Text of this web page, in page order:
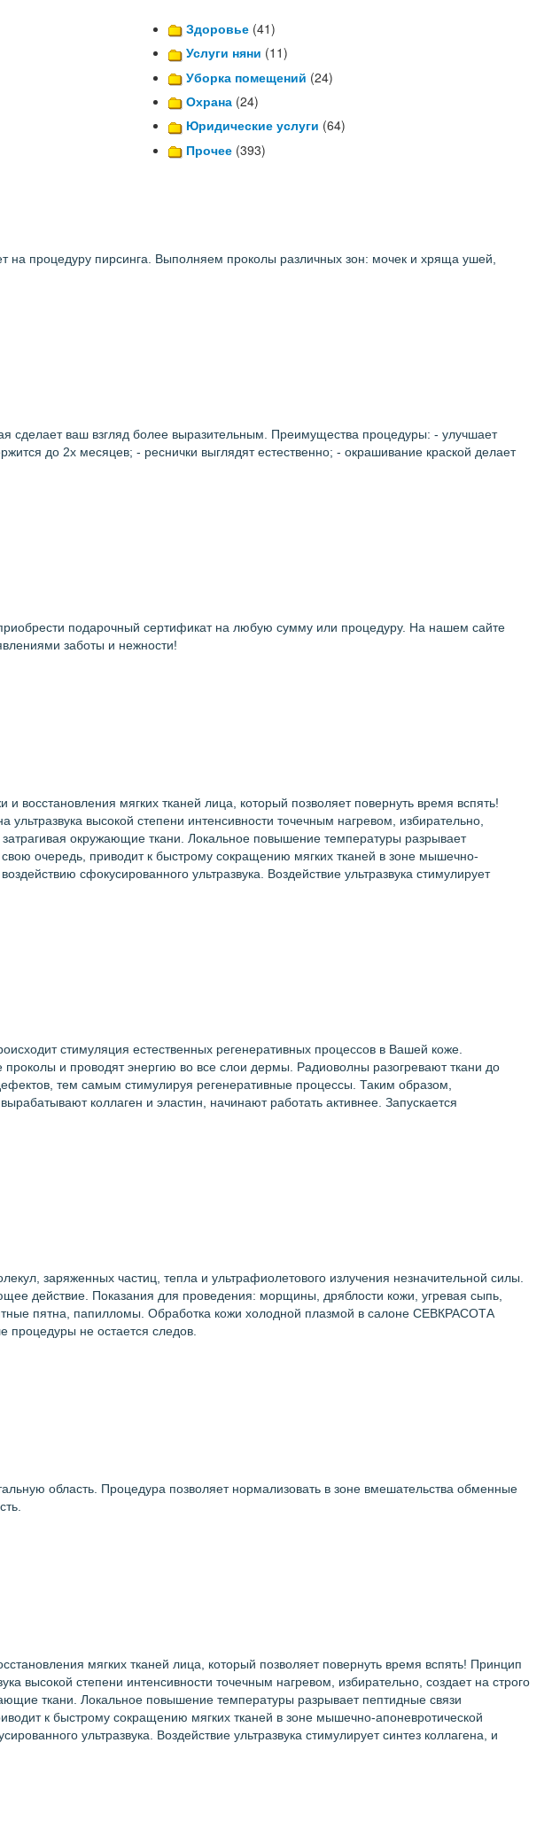
Здоровье (41)
Услуги няни (11)
Уборка помещений (24)
Охрана (24)
Юридические услуги (64)
Прочее (393)
на процедуру пирсинга. Выполняем проколы различных зон: мочек и хряща ушей,
сделает ваш взгляд более выразительным. Преимущества процедуры: - улучшает
до 2х месяцев; - реснички выглядят естественно; - окрашивание краской делает
подарочный сертификат на любую сумму или процедуру. На нашем сайте
заботы и нежности!
мягких тканей лица, который позволяет повернуть время вспять!
высокой степени интенсивности точечным нагревом, избирательно,
окружающие ткани. Локальное повышение температуры разрывает
очередь, приводит к быстрому сокращению мягких тканей в зоне мышечно-
сфокусированного ультразвука. Воздействие ультразвука стимулирует
стимуляция естественных регенеративных процессов в Вашей коже.
и проводят энергию во все слои дермы. Радиоволны разогревают ткани до
тем самым стимулируя регенеративные процессы. Таким образом,
коллаген и эластин, начинают работать активнее. Запускается
заряженных частиц, тепла и ультрафиолетового излучения незначительной силы.
действие. Показания для проведения: морщины, дряблости кожи, угревая сыпь,
пятна, папилломы. Обработка кожи холодной плазмой в салоне СЕВКРАСОТА
не остается следов.
область. Процедура позволяет нормализовать в зоне вмешательства обменные
мягких тканей лица, который позволяет повернуть время вспять! Принцип
высокой степени интенсивности точечным нагревом, избирательно, создает на строго
ткани. Локальное повышение температуры разрывает пептидные связи
к быстрому сокращению мягких тканей в зоне мышечно-апоневротической
ультразвука. Воздействие ультразвука стимулирует синтез коллагена, и